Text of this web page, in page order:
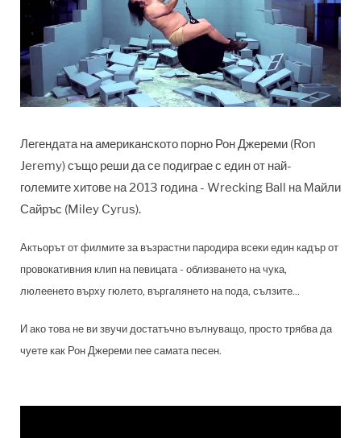
Легендата на американското порно Рон Джереми (Ron
Jeremy) също реши да се подиграе с един от най-
големите хитове на 2013 година - Wrecking Ball на Майли
Сайръс (Miley Cyrus).
Актьорът от филмите за възрастни пародира всеки един кадър от
провокативния клип на певицата - облизването на чука,
люлеенето върху гюлето, въргалянето на пода, сълзите...
И ако това не ви звучи достатъчно вълнуващо, просто трябва да
чуете как Рон Джереми пее самата песен.